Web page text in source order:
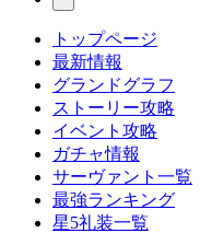
トップページ
最新情報
グランドグラフ
ストーリー攻略
イベント攻略
ガチャ情報
サーヴァント一覧
最強ランキング
星5礼装一覧